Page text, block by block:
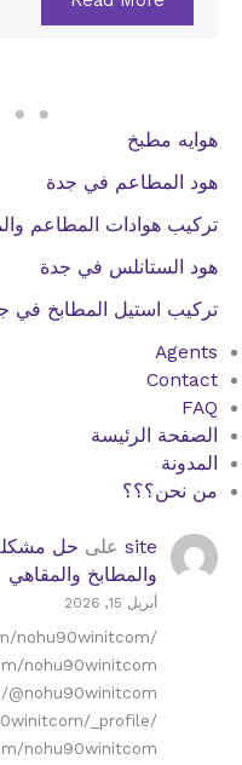
هوايه مطبخ
هود المطاعم في جدة
تركيب هوادات المطاعم
هود الستانلس في جدة
تركيب استيل المطابخ في
Agents
Contact
FAQ
الصفحة الرئيسة
المدونة
من نحن؟؟؟
site على حل
والمطابخ والمقاهي
أبريل 15, 2026
nohu90winitcom/
nohu90winitcom
_profile/
nohu90winitcom